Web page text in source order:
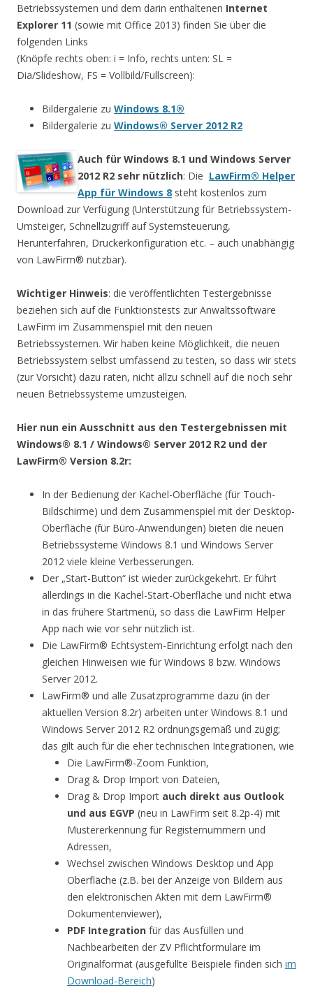
Betriebssystemen und dem darin enthaltenen Internet
Explorer 11 (sowie mit Office 2013) finden Sie über die
folgenden Links
(Knöpfe rechts oben: i = Info, rechts unten: SL =
Dia/Slideshow, FS = Vollbild/Fullscreen):
Bildergalerie zu Windows 8.1®
Bildergalerie zu Windows® Server 2012 R2
Auch für Windows 8.1 und Windows Server
2012 R2 sehr nützlich: Die LawFirm® Helper
App für Windows 8 steht kostenlos zum
Download zur Verfügung (Unterstützung für Betriebssystem-
Umsteiger, Schnellzugriff auf Systemsteuerung,
Herunterfahren, Druckerkonfiguration etc. – auch unabhängig
von LawFirm® nutzbar).
Wichtiger Hinweis: die veröffentlichten Testergebnisse
beziehen sich auf die Funktionstests zur Anwaltssoftware
LawFirm im Zusammenspiel mit den neuen
Betriebssystemen. Wir haben keine Möglichkeit, die neuen
Betriebssystem selbst umfassend zu testen, so dass wir stets
(zur Vorsicht) dazu raten, nicht allzu schnell auf die noch sehr
neuen Betriebssysteme umzusteigen.
Hier nun ein Ausschnitt aus den Testergebnissen mit
Windows® 8.1 / Windows® Server 2012 R2 und der
LawFirm® Version 8.2r:
In der Bedienung der Kachel-Oberfläche (für Touch-
Bildschirme) und dem Zusammenspiel mit der Desktop-
Oberfläche (für Büro-Anwendungen) bieten die neuen
Betriebssysteme Windows 8.1 und Windows Server
2012 viele kleine Verbesserungen.
Der „Start-Button“ ist wieder zurückgekehrt. Er führt
allerdings in die Kachel-Start-Oberfläche und nicht etwa
in das frühere Startmenü, so dass die LawFirm Helper
App nach wie vor sehr nützlich ist.
Die LawFirm® Echtsystem-Einrichtung erfolgt nach den
gleichen Hinweisen wie für Windows 8 bzw. Windows
Server 2012.
LawFirm® und alle Zusatzprogramme dazu (in der
aktuellen Version 8.2r) arbeiten unter Windows 8.1 und
Windows Server 2012 R2 ordnungsgemäß und zügig;
das gilt auch für die eher technischen Integrationen, wie
Die LawFirm®-Zoom Funktion,
Drag & Drop Import von Dateien,
Drag & Drop Import auch direkt aus Outlook
und aus EGVP (neu in LawFirm seit 8.2p-4) mit
Mustererkennung für Registernummern und
Adressen,
Wechsel zwischen Windows Desktop und App
Oberfläche (z.B. bei der Anzeige von Bildern aus
den elektronischen Akten mit dem LawFirm®
Dokumentenviewer),
PDF Integration für das Ausfüllen und
Nachbearbeiten der ZV Pflichtformulare im
Originalformat (ausgefüllte Beispiele finden sich im
Download-Bereich)